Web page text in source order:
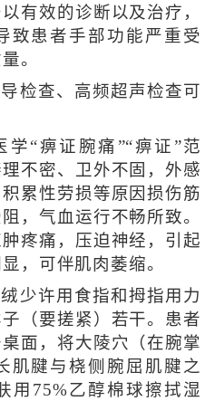
有效的诊断以及治疗，
致患者手部功能严重受
。
检查、高频超声检查可
学“痹证腕痛”“痹证”范
不密、卫外不固，外感
累性劳损等原因损伤筋
，气血运行不畅所致。
疼痛，压迫神经，引起
，可伴肌肉萎缩。
少许用食指和拇指用力
（要搓紧）若干。患者
面，将大陵穴（在腕掌
肌腱与桡侧腕屈肌腱之
用75%乙醇棉球擦拭湿